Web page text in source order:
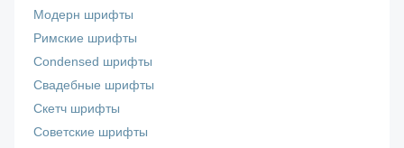
Модерн шрифты
Римские шрифты
Сondensed шрифты
Свадебные шрифты
Скетч шрифты
Советские шрифты